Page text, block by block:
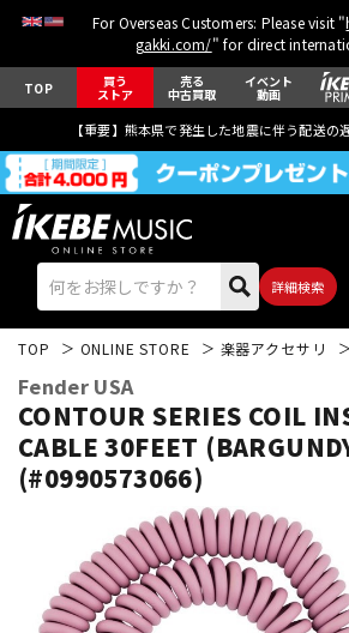
For Overseas Customers: Please visit "
gakki.com/" for direct
TOP 買う
ストア
売る
中古買取
イベント
動画
【重要】熊本県で発生した地震に伴う配送の
詳細検索
エレキギター
ベース
TOP ONLINE STORE 楽器アクセサリ
Fender USA
CONTOUR SERIES COIL
CABLE 30FEET
(#0990573066)